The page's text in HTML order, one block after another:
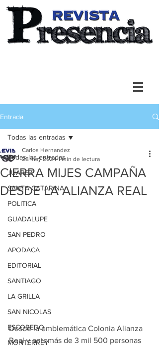
Entrada
Todas las entradas
JUAREZ
SANTA CATARINA
POLITICA
GUADALUPE
SAN PEDRO
APODACA
EDITORIAL
SANTIAGO
LA GRILLA
SAN NICOLAS
ESCOBEDO
MONTERREY
Todas las entradas
CIERRA MIJES CAMPAÑA
DESDE LA ALIANZA REAL
Carlos Hernandez
28 may 2024 1 min de lectura
Desde la emblemática Colonia Alianza
Real y antemás de 3 mil 500 personas